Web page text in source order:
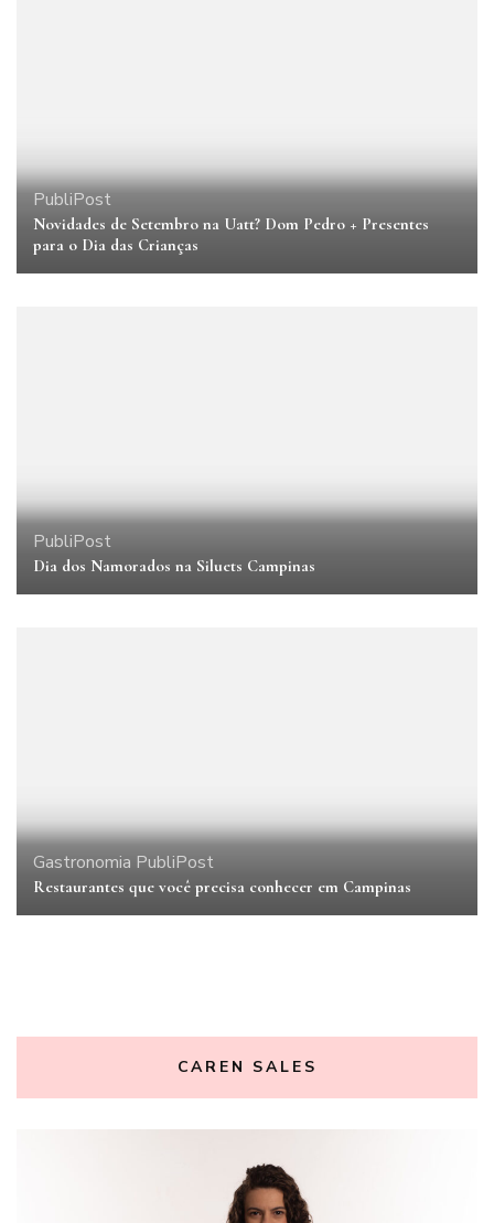
PubliPost
Novidades de Setembro na Uatt? Dom Pedro + Presentes
para o Dia das Crianças
PubliPost
Dia dos Namorados na Siluets Campinas
Gastronomia PubliPost
Restaurantes que você precisa conhecer em Campinas
CAREN SALES